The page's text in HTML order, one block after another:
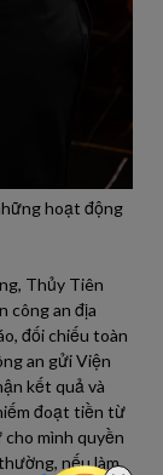
hoạt động
Thủy Tiên
công an địa
đối chiếu toàn
an gửi Viện
kết quả và
đoạt tiền từ
mình quyền
nếu làm